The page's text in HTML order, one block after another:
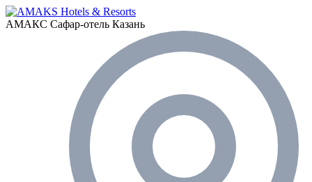
АМАКС Сафар-отель Казань